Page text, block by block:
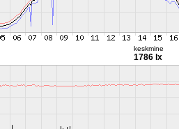
keskmine
1786 lx